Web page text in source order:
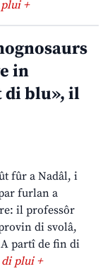
+
in
di blu», il
fûr a Nadâl, i
furlan a
il professôr
di svolâ,
partî de fin di
plui +